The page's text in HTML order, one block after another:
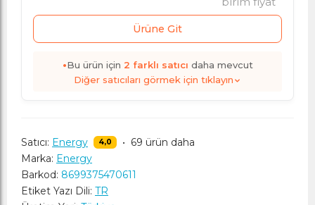
Ürüne Git
•Bu ürün için 2 farklı satıcı daha mevcut
Diğer satıcıları görmek için tıklayın
Satıcı: Energy 4,0 • 69 ürün daha
Marka: Energy
Barkod: 8699375470611
Etiket Yazı Dili: TR